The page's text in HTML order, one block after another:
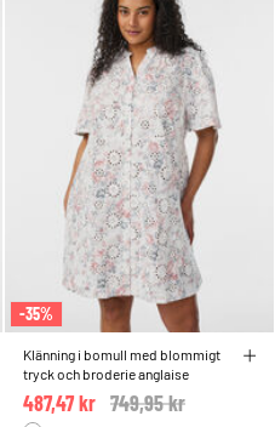
-35%
Klänning i bomull med blommigt
tryck och broderie anglaise
Price reduced from
749,95 kr
487,47 kr